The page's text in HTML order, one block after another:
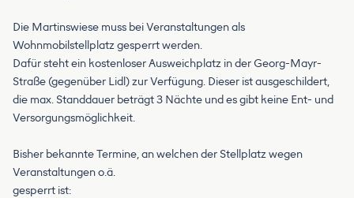
Die Martinswiese muss bei Veranstaltungen als
Wohnmobilstellplatz gesperrt werden.
Dafür steht ein kostenloser Ausweichplatz in der Georg-Mayr-
Straße (gegenüber Lidl) zur Verfügung. Dieser ist ausgeschildert,
die max. Standdauer beträgt 3 Nächte und es gibt keine Ent- und
Versorgungsmöglichkeit.
Bisher bekannte Termine, an welchen der Stellplatz wegen
Veranstaltungen o.ä.
gesperrt ist: